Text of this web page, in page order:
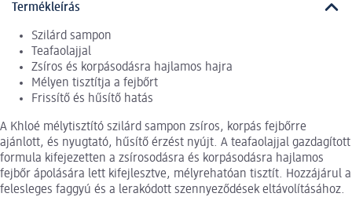
Termékleírás
Szilárd sampon
Teafaolajjal
Zsíros és korpásodásra hajlamos hajra
Mélyen tisztítja a fejbőrt
Frissítő és hűsítő hatás
A Khloé mélytisztító szilárd sampon zsíros, korpás fejbőrre
ajánlott, és nyugtató, hűsítő érzést nyújt. A teafaolajjal gazdagított
formula kifejezetten a zsírosodásra és korpásodásra hajlamos
fejbőr ápolására lett kifejlesztve, mélyrehatóan tisztít. Hozzájárul a
felesleges faggyú és a lerakódott szennyeződések eltávolításához.